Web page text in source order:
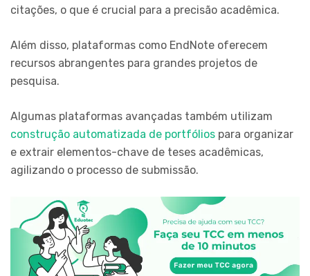
citações, o que é crucial para a precisão acadêmica.
Além disso, plataformas como EndNote oferecem
recursos abrangentes para grandes projetos de
pesquisa.
Algumas plataformas avançadas também utilizam
construção automatizada de portfólios para organizar
e extrair elementos-chave de teses acadêmicas,
agilizando o processo de submissão.